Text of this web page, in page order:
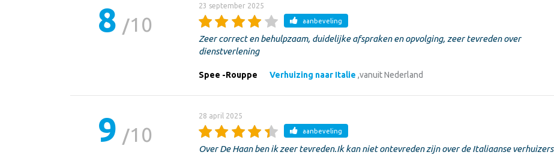
8 10
23 september 2025
aanbeveling
Zeer correct en behulpzaam, duidelijke afspraken en opvolging, zeer tevreden over
dienstverlening
Spee -Rouppe Verhuizing naar Italie ,vanuit Nederland
9 10
28 april 2025
aanbeveling
Over De Haan ben ik zeer tevreden.Ik kan niet ontevreden zijn over de Italiaanse verhuizers